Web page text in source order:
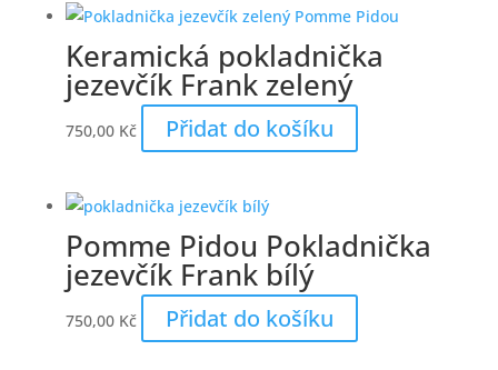
Keramická pokladnička
jezevčík Frank zelený
750,00 Kč Přidat do košíku
Pomme Pidou Pokladnička
jezevčík Frank bílý
750,00 Kč Přidat do košíku